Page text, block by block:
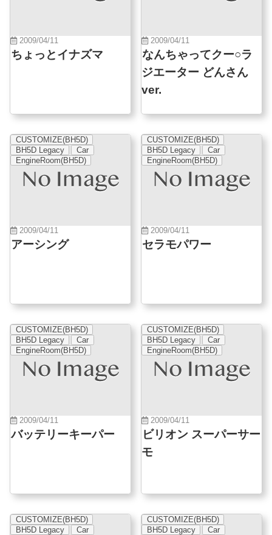
2009/04/11
ちょっとイナズマ
2009/04/11
なんちゃってクー○ラ
ジエーター どんさん
ver.
CUSTOMIZE(BH5D)
BH5D Legacy
Car
EngineRoom(BH5D)
2009/04/11
アーシング
CUSTOMIZE(BH5D)
BH5D Legacy
Car
EngineRoom(BH5D)
2009/04/11
セラモパワー
CUSTOMIZE(BH5D)
BH5D Legacy
Car
EngineRoom(BH5D)
2009/04/11
バッテリーキーパー
CUSTOMIZE(BH5D)
BH5D Legacy
Car
EngineRoom(BH5D)
2009/04/11
ビリオン スーパーサー
モ
CUSTOMIZE(BH5D)
BH5D Legacy
Car
CUSTOMIZE(BH5D)
BH5D Legacy
Car